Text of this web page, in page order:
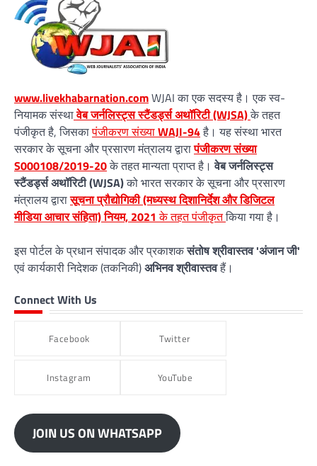
www.livekhabarnation.comWJAI का एक सदस्य है। एक स्व-
नियामक संस्थावेब जर्नलिस्ट्स स्टैंडर्ड्स अथॉरिटी (WJSA)के तहत
पंजीकृत है, जिसकापंजीकरण संख्याWAJI-94है। यह संस्था भारत
सरकार के सूचना और प्रसारण मंत्रालय द्वारापंजीकरण संख्या
S000108/2019-20के तहत मान्यता प्राप्त है।वेब जर्नलिस्ट्स
स्टैंडर्ड्स अथॉरिटी (WJSA)को भारत सरकार के सूचना और प्रसारण
मंत्रालय द्वारासूचना प्रौद्योगिकी (मध्यस्थ दिशानिर्देश और डिजिटल
मीडिया आचार संहिता) नियम, 2021 के तहत पंजीकृतकिया गया है।
इस पोर्टल के प्रधान संपादक और प्रकाशकसंतोष श्रीवास्तव 'अंजान जी'
एवं कार्यकारी निदेशक (तकनिकी)अभिनव श्रीवास्तवहैं।
Connect With Us
Facebook Twitter
Instagram YouTube
JOIN US ON WHATSAPP